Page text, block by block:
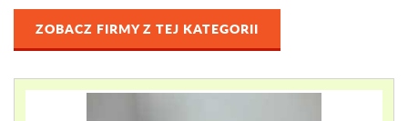
ZOBACZ FIRMY Z TEJ KATEGORII